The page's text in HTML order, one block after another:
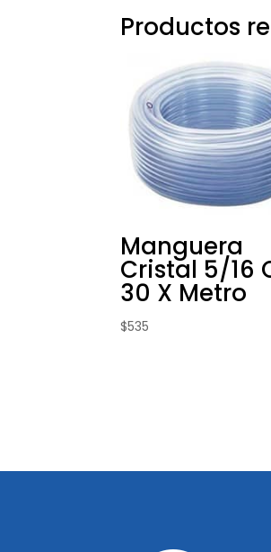
Productos
Manguera
Cristal 5/16
30 X Metro
$535